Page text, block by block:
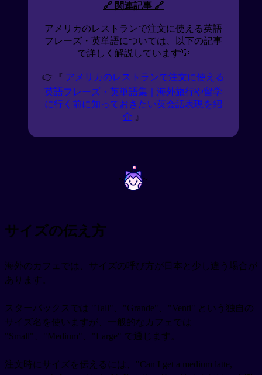
🔗 関連記事 🔗
アメリカのレストランで注文に使える英語
フレーズ・英単語については、以下の記事
で詳しく解説しています💡
👉『 アメリカのレストランで注文に使える
英語フレーズ・英単語集｜海外旅行や留学
に行く前に知っておきたい英会話表現を紹
介 』
~ ~
サイズの伝え方
海外のカフェでは、サイズの呼び方が日本と少し違う場合が
あります。
スターバックスでは "Tall"、"Grande"、"Venti" という独自の
サイズ名を使いますが、一般的なカフェでは
"Small"、"Medium"、"Large" で通じます。
注文時にサイズを伝えるには、"Can I get a medium latte,